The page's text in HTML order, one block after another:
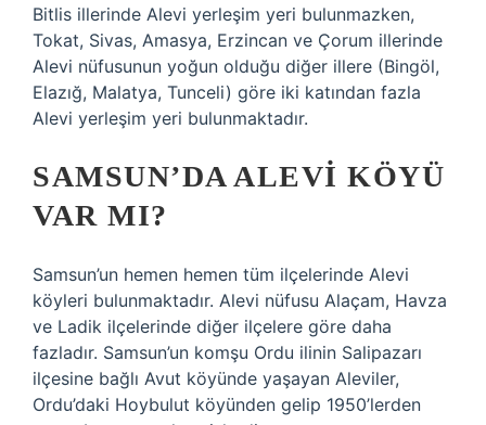
Bitlis illerinde Alevi yerleşim yeri bulunmazken,
Tokat, Sivas, Amasya, Erzincan ve Çorum illerinde
Alevi nüfusunun yoğun olduğu diğer illere (Bingöl,
Elazığ, Malatya, Tunceli) göre iki katından fazla
Alevi yerleşim yeri bulunmaktadır.
SAMSUN’DA ALEVI KÖYÜ
VAR MI?
Samsun’un hemen hemen tüm ilçelerinde Alevi
köyleri bulunmaktadır. Alevi nüfusu Alaçam, Havza
ve Ladik ilçelerinde diğer ilçelere göre daha
fazladır. Samsun’un komşu Ordu ilinin Salipazarı
ilçesine bağlı Avut köyünde yaşayan Aleviler,
Ordu’daki Hoybulut köyünden gelip 1950’lerden